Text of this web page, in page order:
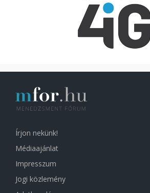
Írjon nekünk!
Médiaajánlat
Impresszum
Jogi közlemény